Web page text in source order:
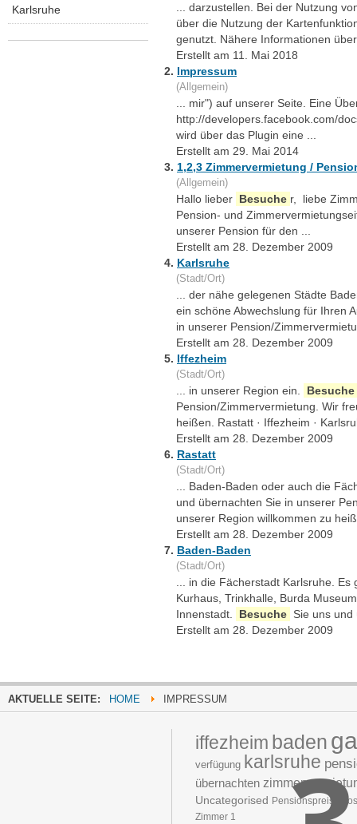
... darzustellen. Bei der Nutzung
über die Nutzung der
genutzt. Nähere Informationen
Erstellt am 11. Mai 2018
2. Impressum
(Allgemein)
... mir") auf unserer Seite. Eine
http://developers.facebook.com/
wird über das Plugin eine ...
Erstellt am 29. Mai 2014
3. 1,2,3 Zimmervermietung /
(Allgemein)
Hallo lieber Besuche r, liebe
Pension- und
unserer Pension für den ...
Erstellt am 28. Dezember 2009
4. Karlsruhe
(Stadt/Ort)
... der nähe gelegenen Städte
ein schöne Abwechslung für Ihren
in unserer Pension/
Erstellt am 28. Dezember 2009
5. Iffezheim
(Stadt/Ort)
... in unserer Region ein.
Besuche
Pension/Zimmervermietung. Wir
heißen. Rastatt · Iffezheim ·
Erstellt am 28. Dezember 2009
6. Rastatt
(Stadt/Ort)
... Baden-Baden oder auch die
und übernachten Sie in unserer
unserer Region willkommen zu
Erstellt am 28. Dezember 2009
7. Baden-Baden
(Stadt/Ort)
... in die Fächerstadt Karlsruhe.
Kurhaus, Trinkhalle, Burda
Innenstadt.
Besuche Sie uns
Erstellt am 28. Dezember 2009
Karlsruhe
AKTUELLE SEITE: HOME IMPRESSUM
iffezheim baden
verfügung karlsruhe
übernachten
Uncategorised Pensionspreise
Zimmer 1